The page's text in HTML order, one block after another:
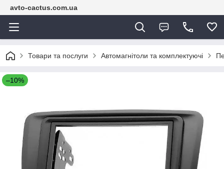
avto-cactus.com.ua
Товари та послуги Автомагнітоли та комплектуючі
–10%